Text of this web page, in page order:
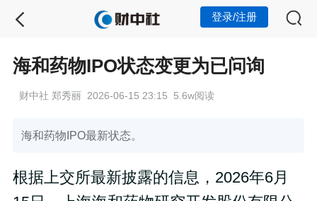
登录/注册
海和药物IPO状态变更为已问询
财中社 郑秀丽 2026-06-15 23:15 5.6w阅读
海和药物IPO最新状态。
根据上交所最新披露的信息，2026年6月